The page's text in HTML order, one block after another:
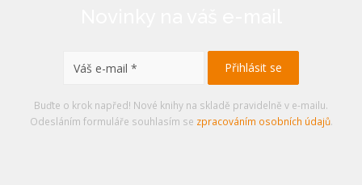
Buďte o krok napřed! Nové knihy na skladě pravidelně v e-mailu.
Odesláním formuláře souhlasím se zpracováním osobních údajů.